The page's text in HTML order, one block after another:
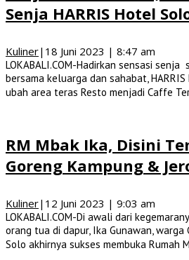
Senja HARRIS Hotel
Kuliner| 18 Juni 2023 | 8:47 am
LOKABALI.COM-Hadirkan sensasi senja
bersama keluarga dan sahabat,
ubah area teras Resto menjadi Caffe
RM Mbak Ika, Disini
Goreng Kampung &
Kuliner| 12 Juni 2023 | 9:03 am
LOKABALI.COM-Di awali dari
orang tua di dapur, Ika Gunawan, warga
Solo akhirnya sukses membuka Rumah